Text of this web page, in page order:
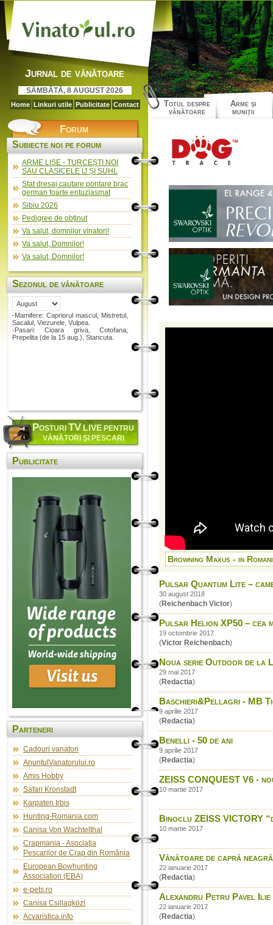
Jurnal de vânătoare
SÂMBĂTĂ, 8 AUGUST 2026
Home Linkuri utile Publicitate Contact
Totul despre
vânătoare
Arme şi
muniţii
Forum
Subiecte noi pe forum
ARME LISE - TURCEȘTI NOI
SAU CLASICELE IJ ȘI SUHL
Sfat dresaj cautare pontare brac
german foarte entuziasmat
Sibiu 2026
Pedigree de obținut
Va salut, domnilor vinatori!
Va salut, Domnilor!
Va salut, Domnilor!
Sezonul de vânătoare
-Mamifere: Capriorul mascul, Mistretul,
Sacalul, Viezurele, Vulpea.
-Pasari: Cioara griva, Cotofana,
Prepelita (de la 15 aug.), Stancuta.
POSTURITVLIVE PENTRU
VÂNĂTORI ŞI PESCARI
Publicitate
Parteneri
Cadouri vanatori
AnuntulVanatorului.ro
Amis Hobby
Safari Kronstadt
Karpaten Irbis
Hunting-Romania.com
Canisa Von Wachtelthal
Crapmania - Asociaţia
Pescarilor de Crap din România
European Bowhunting
Association (EBA)
e-pets.ro
Canisa Csillagközi
Acvaristica.info
Browning Maxus - in
Pulsar Quantum Lite –
30 august 2018
(Reichenbach Victor)
Pulsar Helion XP50 – cea
19 octombrie 2017
(Victor Reichenbach)
Noua serie Outdoor de la
29 mai 2017
(Redactia)
Baschieri&Pellagri - MB
9 aprilie 2017
(Redactia)
Benelli - 50 de ani
9 aprilie 2017
(Redactia)
ZEISS CONQUEST V6 -
10 martie 2017
Binoclu ZEISS VICTORY
10 martie 2017
Vânătoare de capră neagră
22 ianuarie 2017
(Redactia)
Alexandru Petru Pavel
22 ianuarie 2017
(Redactia)